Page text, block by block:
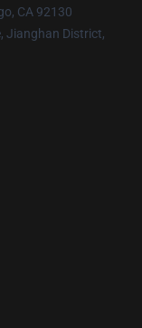
CA 92130
Jianghan District,